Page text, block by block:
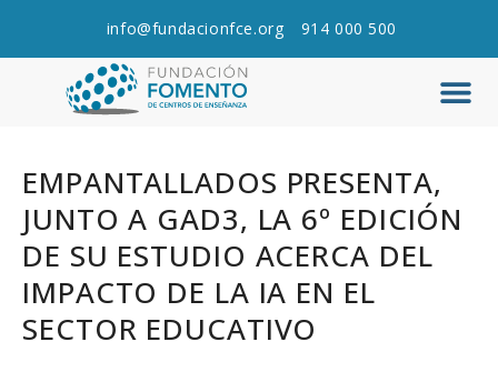
info@fundacionfce.org 914 000 500
EMPANTALLADOS PRESENTA,
JUNTO A GAD3, LA 6º EDICIÓN
DE SU ESTUDIO ACERCA DEL
IMPACTO DE LA IA EN EL
SECTOR EDUCATIVO